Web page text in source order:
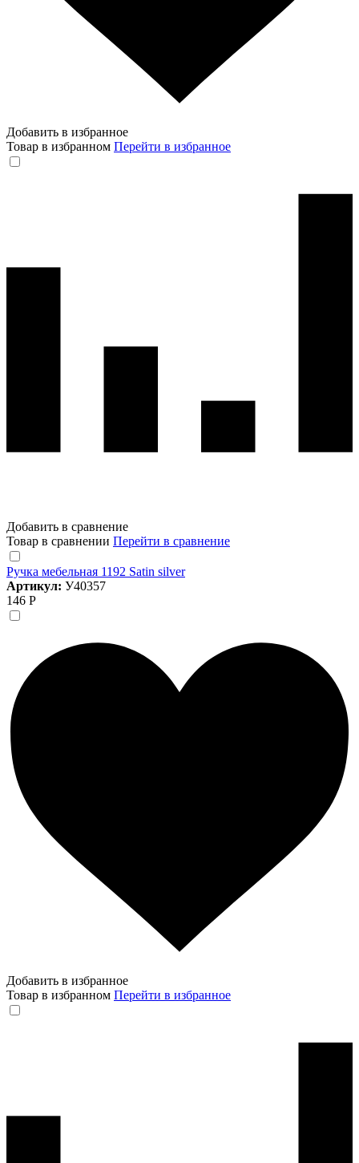
Добавить в избранное
Товар в избранном Перейти в избранное
Добавить в сравнение
Товар в сравнении Перейти в сравнение
Ручка мебельная 1192 Satin silver
Артикул: У40357
146 Р
Добавить в избранное
Товар в избранном Перейти в избранное